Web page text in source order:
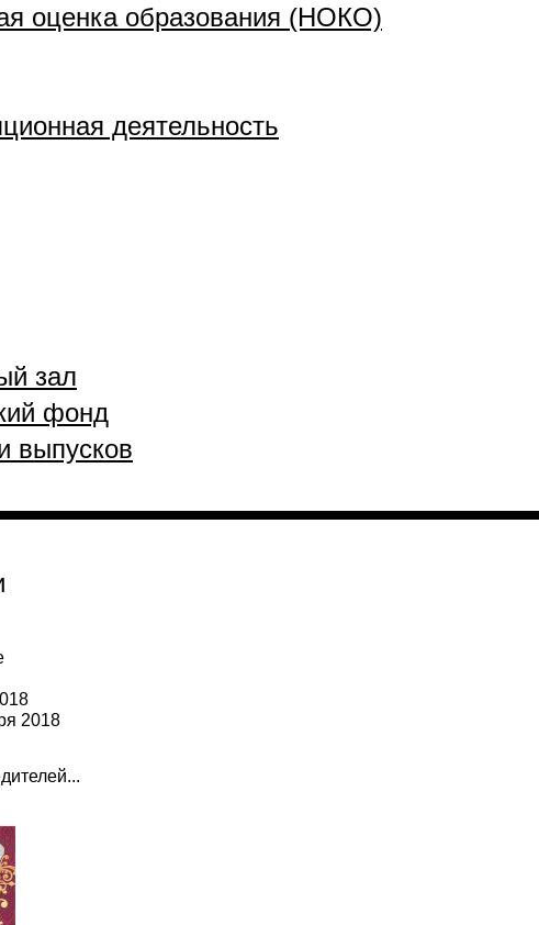
оценка образования (НОКО)
деятельность
зал
фонд
выпусков
2018